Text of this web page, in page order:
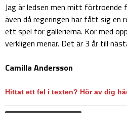
Jag är ledsen men mitt förtroende
även då regeringen har fått sig en
ett spel för gallerierna. Kör med
verkligen menar. Det är 3 år till
Camilla Andersson
Hittat ett fel i texten? Hör av dig